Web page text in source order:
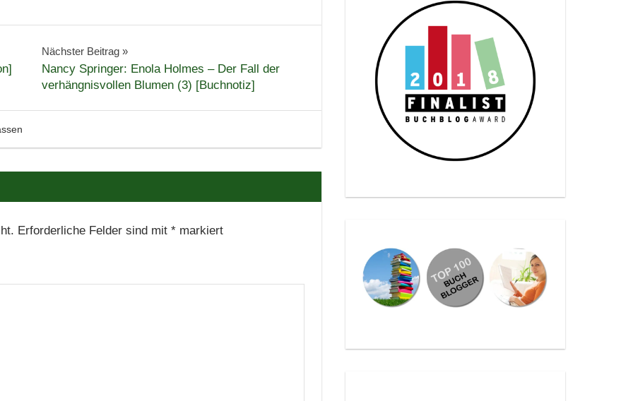
Nächster Beitrag
Nancy Springer: Enola Holmes – Der Fall der
verhängnisvollen Blumen (3) [Buchnotiz]
Erforderliche Felder sind mit * markiert